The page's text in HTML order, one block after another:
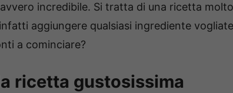
incredibile. Si tratta di una ricetta molto
aggiungere qualsiasi ingrediente vogliate
a cominciare?
ricetta gustosissima